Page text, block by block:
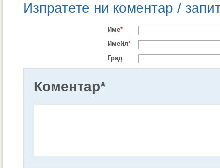
Изпратете ни коментар /
Име*
Имейл*
Град
Коментар*